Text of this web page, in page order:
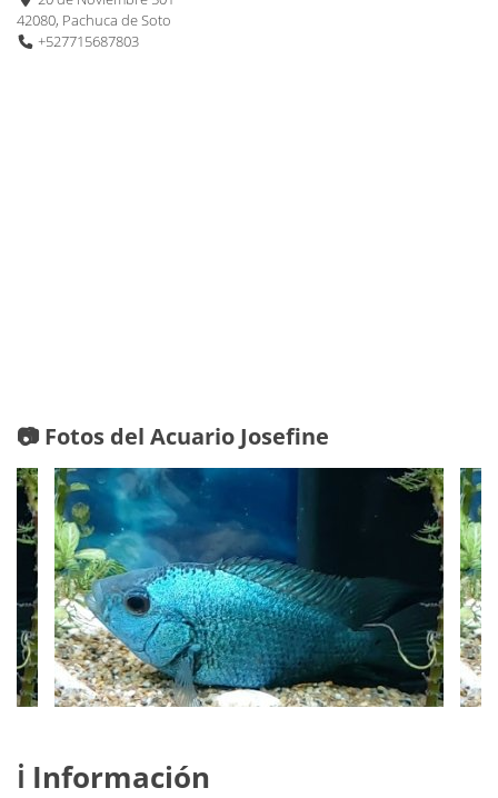
42080, Pachuca de Soto
+527715687803
📷 Fotos del Acuario Josefine
ℹ️ Información